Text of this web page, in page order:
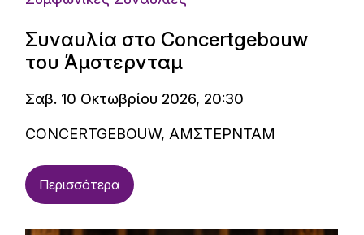
Συναυλία στο Concertgebouw
του Άμστερνταμ
Σαβ. 10 Οκτωβρίου 2026, 20:30
CONCERTGEBOUW, ΑΜΣΤΕΡΝΤΑΜ
Περισσότερα